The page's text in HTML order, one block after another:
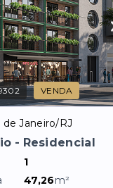
VENDA
de Janeiro/RJ
- Residencial
1
47,26m²